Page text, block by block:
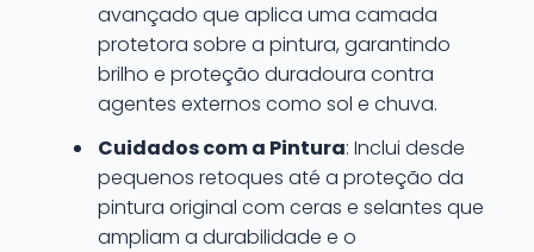
avançado que aplica uma camada
protetora sobre a pintura, garantindo
brilho e proteção duradoura contra
agentes externos como sol e chuva.
Cuidados com a Pintura: Inclui desde
pequenos retoques até a proteção da
pintura original com ceras e selantes que
ampliam a durabilidade e o